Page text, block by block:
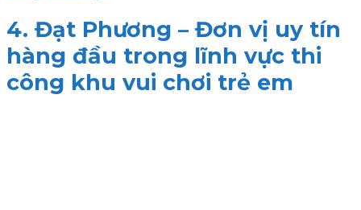
4. Đạt Phương – Đơn vị uy tín
hàng đầu trong lĩnh vực thi
công khu vui chơi trẻ em